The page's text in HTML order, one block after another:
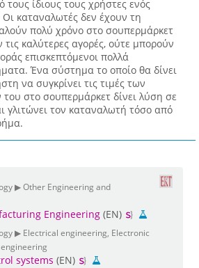
τους ίδιους τους χρήστες ενός
καταναλωτές δεν έχουν τη
πολύ χρόνο στο σουπερμάρκετ
καλύτερες αγορές, ούτε μπορούν
επισκεπτόμενοι πολλά
Ένα σύστημα το οποίο θα δίνει
να συγκρίνει τις τιμές των
στο σουπερμάρκετ δίνει λύση σε
γλιτώνει τον καταναλωτή τόσο από
▶ Other Engineering and
Engineering (EN)
▶ Electrical engineering, Electronic
systems (EN)